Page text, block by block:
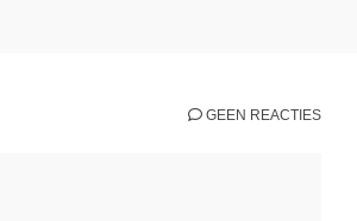
GEEN REACTIES